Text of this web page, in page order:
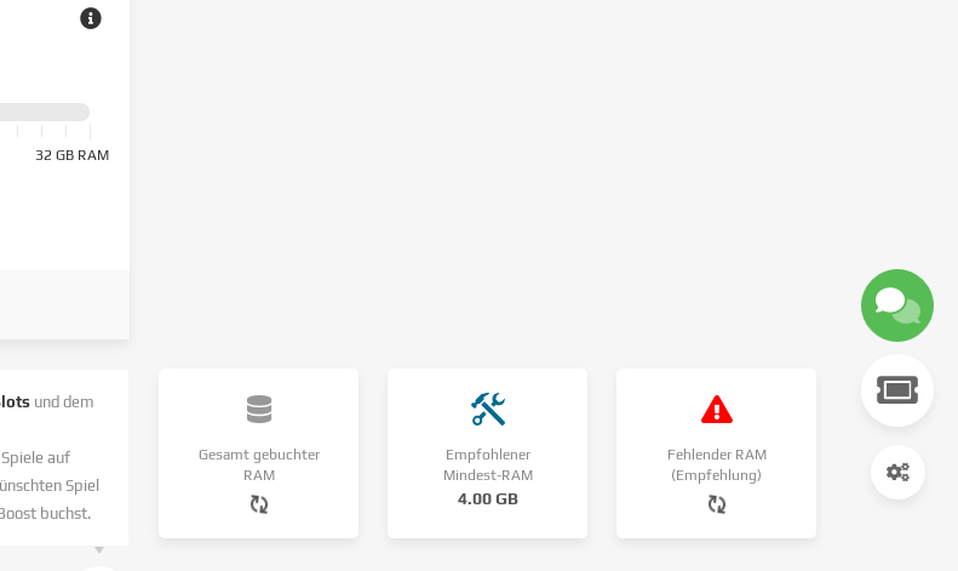
32 GB RAM
und dem
auf
Spiel
buchst.
Gesamt gebuchter
RAM
Empfohlener
Mindest-RAM
4.00 GB
Fehlender RAM
(Empfehlung)